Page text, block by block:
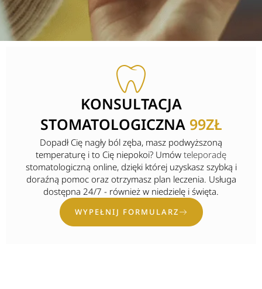
KONSULTACJA
STOMATOLOGICZNA 99ZŁ
Dopadł Cię nagły ból zęba, masz podwyższoną
temperaturę i to Cię niepokoi? Umów teleporadę
stomatologiczną online, dzięki której uzyskasz szybką i
doraźną pomoc oraz otrzymasz plan leczenia. Usługa
dostępna 24/7 - również w niedzielę i święta.
WYPEŁNIJ FORMULARZ